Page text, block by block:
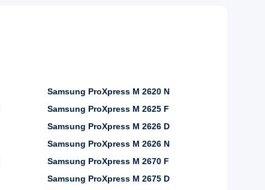
Samsung ProXpress M 2620 N
Samsung ProXpress M 2625 F
Samsung ProXpress M 2626 D
Samsung ProXpress M 2626 N
Samsung ProXpress M 2670 F
Samsung ProXpress M 2675 D